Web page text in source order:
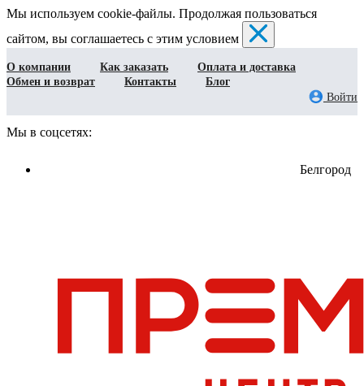
Мы используем cookie-файлы. Продолжая пользоваться
сайтом, вы соглашаетесь с этим условием
О компании Как заказать
Оплата и доставка
Обмен и возврат
Контакты
Блог
Войти
Мы в соцсетях:
Белгород